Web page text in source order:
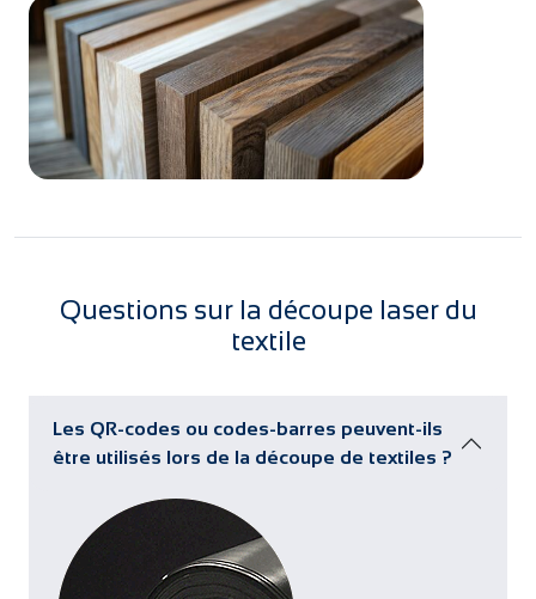
Questions sur la découpe laser du
textile
Les QR-codes ou codes-barres peuvent-ils
être utilisés lors de la découpe de textiles ?